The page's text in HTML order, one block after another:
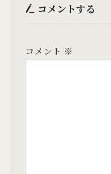
コメントする
コメント ※